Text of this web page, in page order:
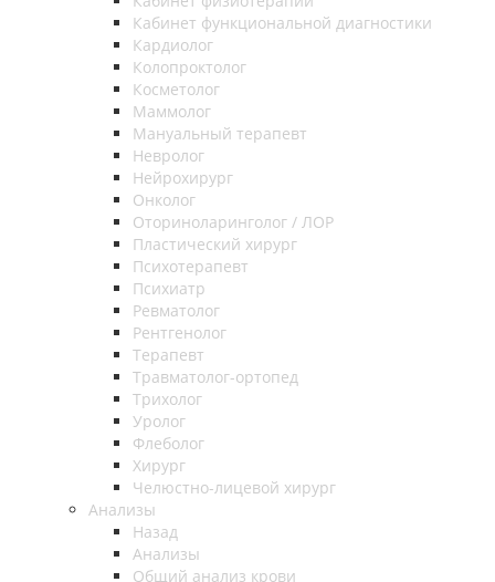
Кабинет функциональной диагностики
Кардиолог
Колопроктолог
Косметолог
Маммолог
Мануальный терапевт
Невролог
Нейрохирург
Онколог
Оториноларинголог / ЛОР
Пластический хирург
Психотерапевт
Психиатр
Ревматолог
Рентгенолог
Терапевт
Травматолог-ортопед
Трихолог
Уролог
Флеболог
Хирург
Челюстно-лицевой хирург
Анализы
Назад
Анализы
Общий анализ крови